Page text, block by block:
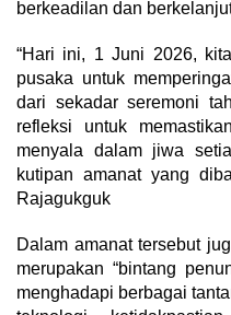
berkeadilan dan
“Hari ini, 1 Juni 2026,
pusaka untuk
dari sekadar seremoni
refleksi untuk
menyala dalam jiwa
kutipan amanat yang
Rajagukguk
Dalam amanat tersebut
merupakan “bintang
menghadapi berbagai